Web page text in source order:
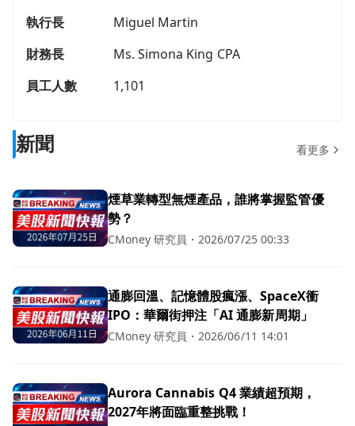
執行長
Miguel Martin
財務長
Ms. Simona King CPA
員工人數
1,101
新聞 看更多
煙草業轉型無煙產品，誰將掌握監管優
勢？
CMoney 研究員 ・ 2026/07/25 00:33
通膨回溫、記憶體股瘋漲、SpaceX衝
IPO：華爾街押注「AI 通膨新周期」
CMoney 研究員 ・ 2026/06/11 14:01
Aurora Cannabis Q4 業績超預期，
2027年將面臨重整挑戰！